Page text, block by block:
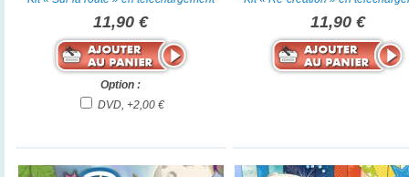
11,90 €
Option :
DVD, +2,00 €
11,90 €